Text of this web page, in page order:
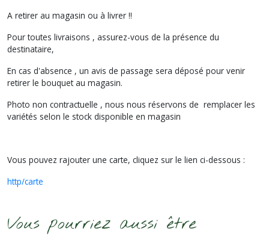
A retirer au magasin ou à livrer !!
Pour toutes livraisons , assurez-vous de la présence du
destinataire,
En cas d'absence , un avis de passage sera déposé pour venir
retirer le bouquet au magasin.
Photo non contractuelle , nous nous réservons de remplacer les
variétés selon le stock disponible en magasin
Vous pouvez rajouter une carte, cliquez sur le lien ci-dessous :
http/carte
Vous pourriez aussi être